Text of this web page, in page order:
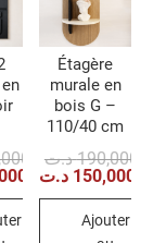
540,000 د.ت.380,000 د.ت.
Le
prix
initial
était :
480,000 د.ت.
Le
prix
actuel
est :
350,000 د.ت.
Étagère
murale en
bois G –
110/40 cm
190,000 د.ت
150,000 د.ت
Ajouter